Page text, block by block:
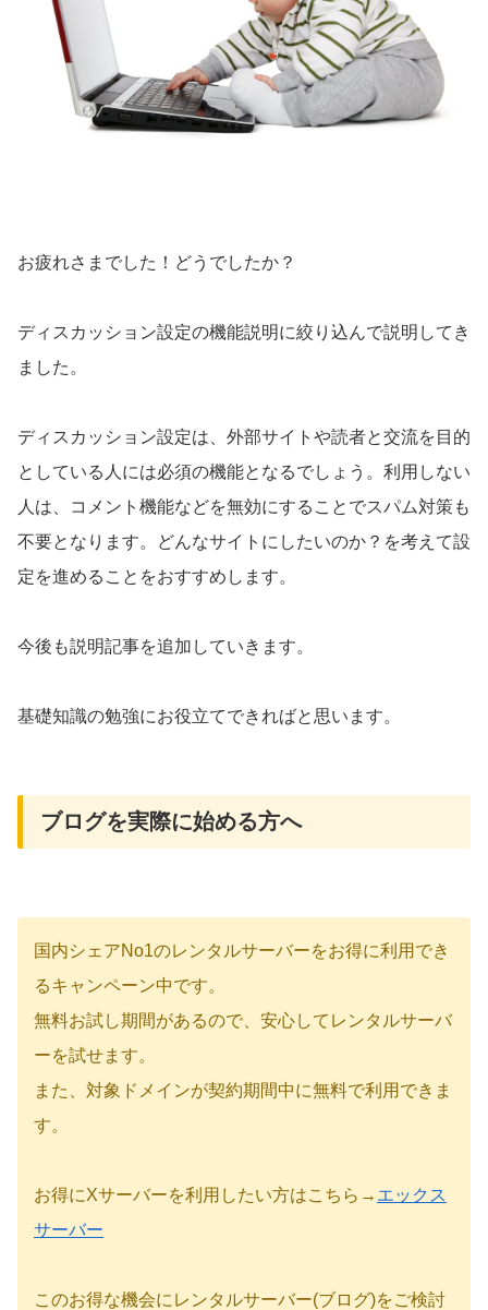
お疲れさまでした！どうでしたか？
ディスカッション設定の機能説明に絞り込んで説明してき
ました。
ディスカッション設定は、外部サイトや読者と交流を目的
としている人には必須の機能となるでしょう。利用しない
人は、コメント機能などを無効にすることでスパム対策も
不要となります。どんなサイトにしたいのか？を考えて設
定を進めることをおすすめします。
今後も説明記事を追加していきます。
基礎知識の勉強にお役立てできればと思います。
ブログを実際に始める方へ
国内シェアNo1のレンタルサーバーをお得に利用でき
るキャンペーン中です。
無料お試し期間があるので、安心してレンタルサーバ
ーを試せます。
また、対象ドメインが契約期間中に無料で利用できま
す。
お得にXサーバーを利用したい方はこちら→ エックス
サーバー
このお得な機会にレンタルサーバー(ブログ)をご検討